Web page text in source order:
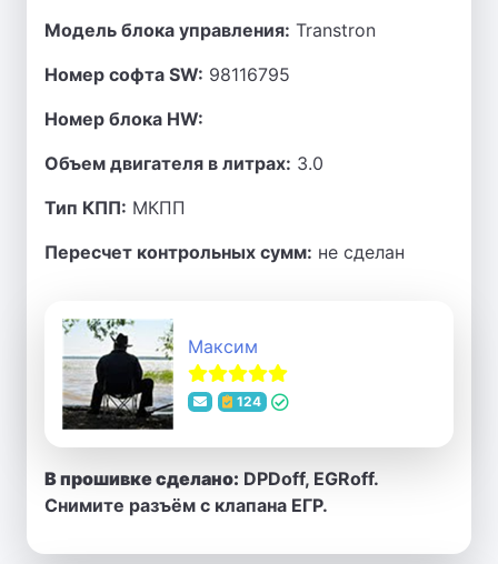
Модель блока управления: Transtron
Номер софта SW: 98116795
Номер блока HW:
Объем двигателя в литрах: 3.0
Тип КПП: МКПП
Пересчет контрольных сумм: не сделан
Максим
124
В прошивке сделано: DPDoff, EGRoff.
Снимите разъём с клапана ЕГР.